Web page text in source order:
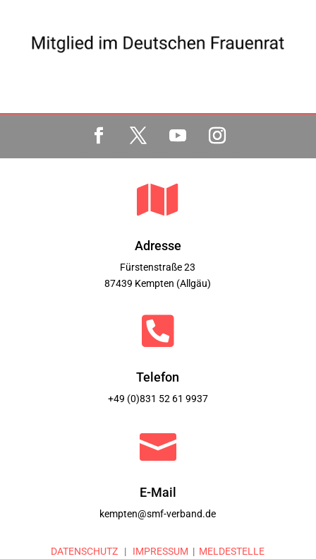

Adresse
Fürstenstraße 23
87439 Kempten (Allgäu)

Telefon
+49 (0)831 52 61 9937

E-Mail
kempten@smf-verband.de
DATENSCHUTZ | IMPRESSUM | MELDESTELLE